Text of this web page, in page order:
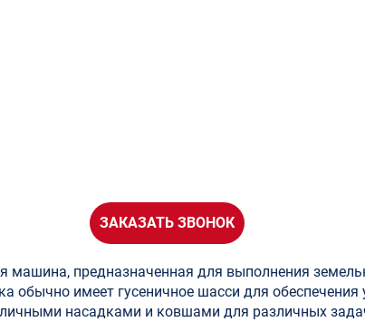
ЗАКАЗАТЬ ЗВОНОК
машина, предназначенная для выполнения
обычно имеет гусеничное шасси для обеспечения
насадками и ковшами для различных